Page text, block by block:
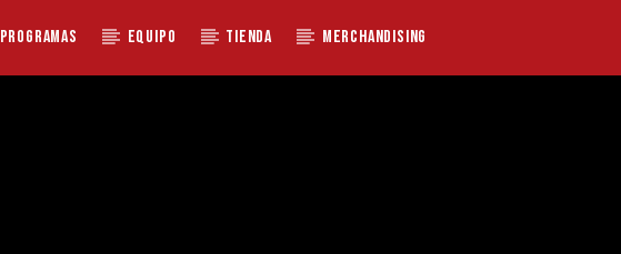
PROGRAMAS EQUIPO TIENDA MERCHANDISING